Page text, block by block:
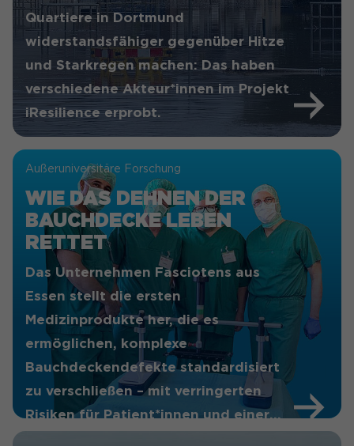
Quartiere in Dortmund
widerstandsfähiger gegenüber Hitze
und Starkregen machen: Das haben
verschiedene Akteur*innen im Projekt
iResilience erprobt.
Außeruniversitäre Forschung
WIE DAS DEHNEN DER
BAUCHDECKE LEBEN
RETTET
Das Unternehmen Fasciotens aus
Essen stellt die ersten
Medizinprodukte her, die es
ermöglichen, komplexe
Bauchdeckendefekte standardisiert
zu verschließen – mit verringerten
Risiken für Patient*innen und einer